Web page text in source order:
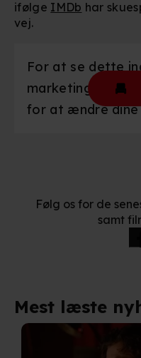
præferencer og til
adresse. IP-adressen
Du kan læse
behandling af dine
privatlivspolitikog
ifølge IMDb har
vej.
For at se dette
for at ændre dine
Følg os for de
samt
Mest læste